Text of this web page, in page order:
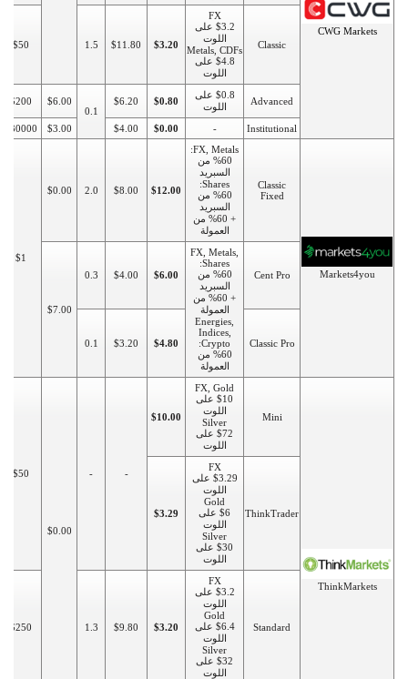
CWG Markets
Classic
FX
$3.2 على
اللوت
Metals, CDFs
$4.8 على
اللوت
$3.20
$11.80
1.5
$50
Advanced
$0.8 على
اللوت
$0.80
$6.20
0.1
$6.00
$200
Institutional
-
$0.00
$4.00
$3.00
$30000
Markets4you
Classic
Fixed
FX, Metals:
%60 من
السبريد
Shares:
%60 من
السبريد
+ %60 من
العمولة
$12.00
$8.00
2.0
$0.00
$1
Cent Pro
FX, Metals,
Shares:
%60 من
السبريد
+ %60 من
العمولة
Energies,
Indices,
Crypto:
%60 من
العمولة
$6.00
$4.00
0.3
$7.00
Classic Pro
$4.80
$3.20
0.1
ThinkMarkets
Mini
FX, Gold
$10 على
اللوت
Silver
$72 على
اللوت
$10.00
-
-
$0.00
$50
ThinkTrader
FX
$3.29 على
اللوت
Gold
$6 على
اللوت
Silver
$30 على
اللوت
$3.29
Standard
FX
$3.2 على
اللوت
Gold
$6.4 على
اللوت
Silver
$32 على
اللوت
$3.20
$9.80
1.3
$250